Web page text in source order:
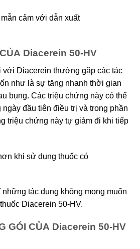
cảm với dẫn xuất
Diacerein 50-HV
với Diacerein thường gặp các tác
như là sự tăng nhanh thời gian
bụng. Các triệu chứng này có thể
đầu tiên điều trị và trong phần
triệu chứng này tự giảm đi khi tiếp
khi sử dụng thuốc có
tác dụng không mong muốn
Diacerein 50-HV.
GÓI CỦA Diacerein 50-HV